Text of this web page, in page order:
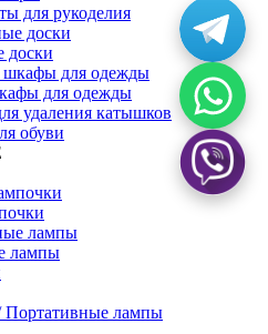
для рукоделия
доски
для одежды
удаления катышков
обуви
лампы
лампы